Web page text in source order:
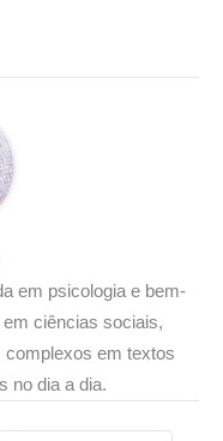
em psicologia e bem-
ciências sociais,
em textos
no dia a dia.